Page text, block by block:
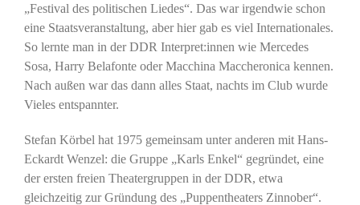
„Festival des politischen Liedes“. Das war irgendwie schon
eine Staatsveranstaltung, aber hier gab es viel Internationales.
So lernte man in der DDR Interpret:innen wie Mercedes
Sosa, Harry Belafonte oder Macchina Maccheronica kennen.
Nach außen war das dann alles Staat, nachts im Club wurde
Vieles entspannter.
Stefan Körbel hat 1975 gemeinsam unter anderen mit Hans-
Eckardt Wenzel: die Gruppe „Karls Enkel“ gegründet, eine
der ersten freien Theatergruppen in der DDR, etwa
gleichzeitig zur Gründung des „Puppentheaters Zinnober“.